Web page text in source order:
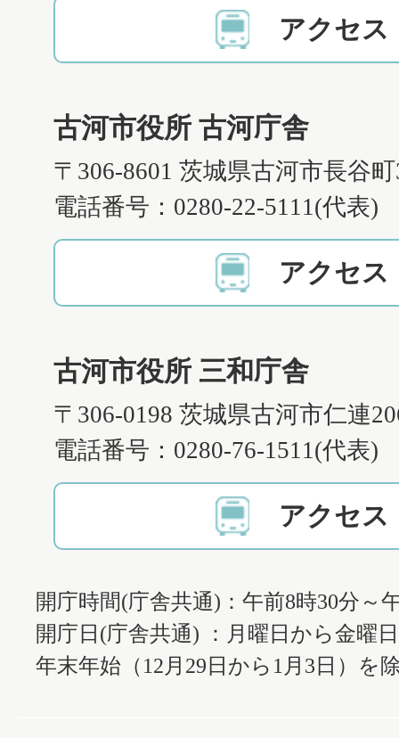
アクセス
古河市役所 古河庁舎
〒306-8601 茨城県古河市長谷
電話番号：0280-22-5111(代表)
アクセス
古河市役所 三和庁舎
〒306-0198 茨城県古河市仁連
電話番号：0280-76-1511(代表)
アクセス
開庁時間(庁舎共通)：午前8時30分～
開庁日(庁舎共通) ：月曜日から金曜
年末年始（12月29日から1月3日）を